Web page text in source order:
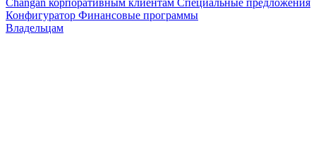
Changan корпоративным клиентам Специальные предложения
Конфигуратор Финансовые программы
Владельцам